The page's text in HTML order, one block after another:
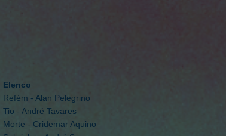
Elenco
Refém - Alan Pelegrino
Tio - André Tavares
Morte - Cridemar Aquino